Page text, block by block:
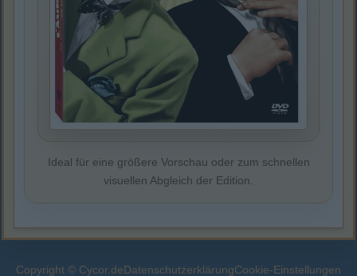
Ideal für eine größere Vorschau oder zum schnellen
visuellen Abgleich der Edition.
Copyright © Cycor.deDatenschutzerklärungCookie-Einstellungen